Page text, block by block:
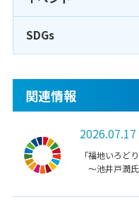
SDGs
関連情報
2026.07.17
「福地いろど
～池井戸潤